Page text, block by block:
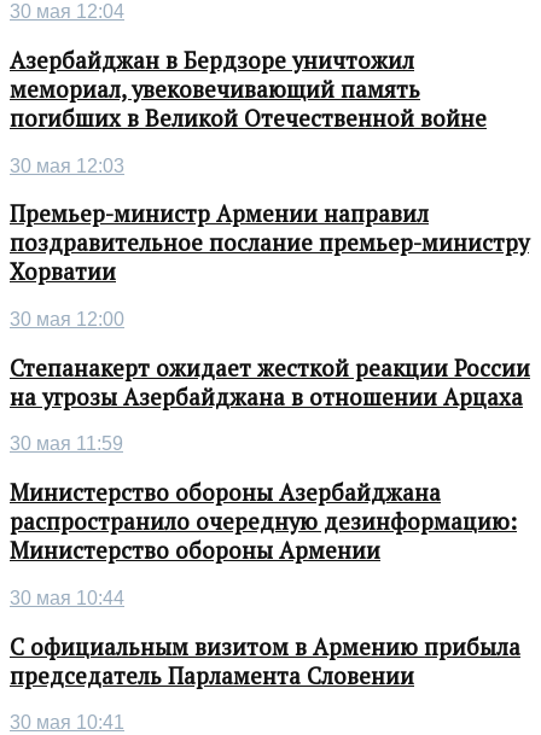
30 мая 12:04
Азербайджан в Бердзоре уничтожил
мемориал, увековечивающий память
погибших в Великой Отечественной войне
30 мая 12:03
Премьер-министр Армении направил
поздравительное послание премьер-министру
Хорватии
30 мая 12:00
Степанакерт ожидает жесткой реакции России
на угрозы Азербайджана в отношении Арцаха
30 мая 11:59
Министерство обороны Азербайджана
распространило очередную дезинформацию:
Министерство обороны Армении
30 мая 10:44
С официальным визитом в Армению прибыла
председатель Парламента Словении
30 мая 10:41